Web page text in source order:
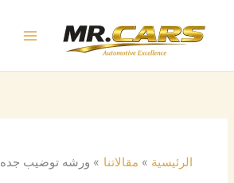
المحتوى
الرئيسية مقالاتنا ورشه توضيب جده